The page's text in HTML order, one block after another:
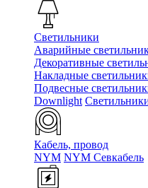
Светильники
Аварийные
Декоративные
Накладные
Подвесные
Downlight
Кабель, провод
NYM NYM Севкабель